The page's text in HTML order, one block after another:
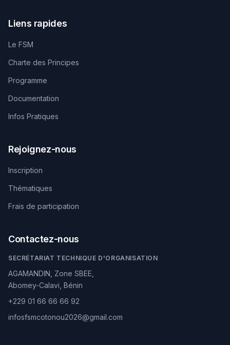
Liens rapides
Le FSM
Charte des Principes
Programme
Documentation
Infos Pratiques
Rejoignez-nous
Inscription
Thématiques
Frais de participation
Contactez-nous
SECRÉTARIAT TECHNIQUE D'ORGANISATION
AGAMANDIN, Zone SBEE,
Abomey-Calavi, Bénin
+229 01 66 66 66 92
infosfsmcotonou2026@gmail.com